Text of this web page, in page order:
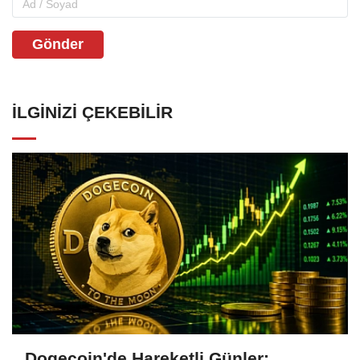
Gönder
İLGINIZI ÇEKEBILIR